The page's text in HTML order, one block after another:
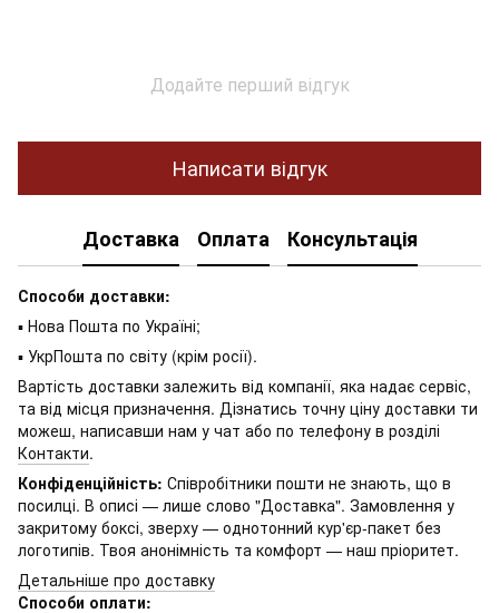
Додайте перший відгук
Написати відгук
Доставка Оплата Консультація
Способи доставки:
▪ Нова Пошта по Україні;
▪ УкрПошта по світу (крім росії).
Вартість доставки залежить від компанії, яка надає сервіс,
та від місця призначення. Дізнатись точну ціну доставки ти
можеш, написавши нам у чат або по телефону в розділі
Контакти.
Конфіденційність: Співробітники пошти не знають, що в
посилці. В описі — лише слово "Доставка". Замовлення у
закритому боксі, зверху — однотонний кур'єр-пакет без
логотипів. Твоя анонімність та комфорт — наш пріоритет.
Детальніше про доставку
Способи оплати: